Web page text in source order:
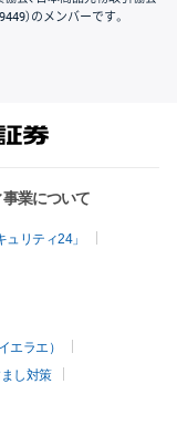
）のメンバーです。
業について
リティ24」
エラエ）
し対策